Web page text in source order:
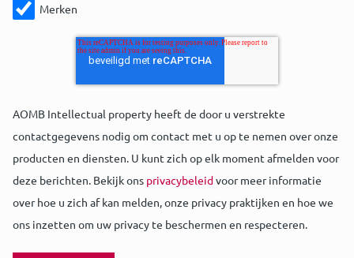
Merken
AOMB Intellectual property heeft de door u verstrekte
contactgegevens nodig om contact met u op te nemen over onze
producten en diensten. U kunt zich op elk moment afmelden voor
deze berichten. Bekijk ons privacybeleidvoor meer informatie
over hoe u zich af kan melden, onze privacy praktijken en hoe we
ons inzetten om uw privacy te beschermen en respecteren.